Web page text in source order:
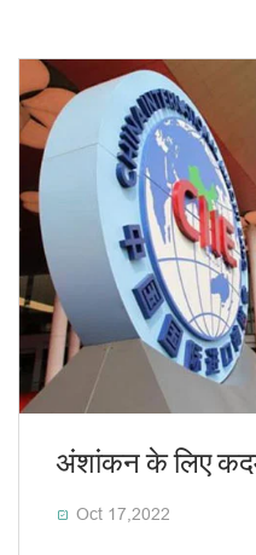
अंशांकन के लिए कदम
 Oct 17,2022